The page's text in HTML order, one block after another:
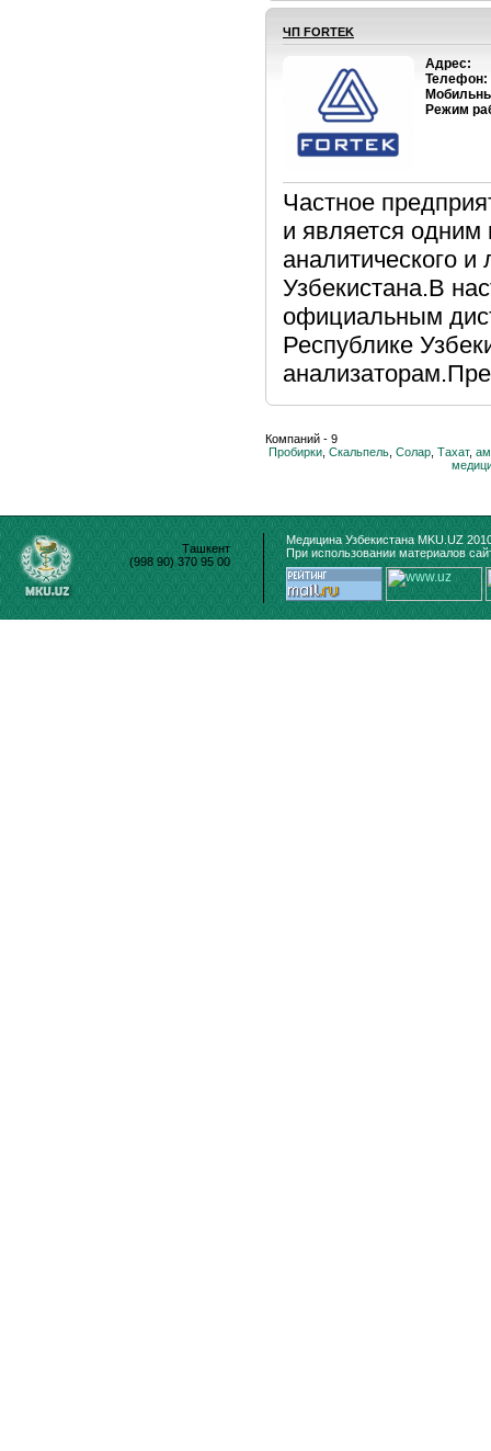
ЧП FORTEK
Адрес:
Телефон:
Режим
Частное
и является одним
аналитического
Узбекистана.В
официальным
Республике
Компаний - 9
Пробирки Скальпель Солар Тахат,
Ташкент
(998 90) 370 95 00
Медицина Узбекистана MKU.UZ
При использовании материалов